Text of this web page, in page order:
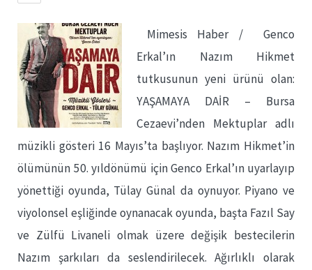
Mimesis Haber / Genco
Erkal’ın Nazım Hikmet
tutkusunun yeni ürünü olan:
YAŞAMAYA DAİR – Bursa
Cezaevi’nden Mektuplar adlı
müzikli gösteri 16 Mayıs’ta başlıyor. Nazım Hikmet’in
ölümünün 50. yıldönümü için Genco Erkal’ın uyarlayıp
yönettiği oyunda, Tülay Günal da oynuyor. Piyano ve
viyolonsel eşliğinde oynanacak oyunda, başta Fazıl Say
ve Zülfü Livaneli olmak üzere değişik bestecilerin
Nazım şarkıları da seslendirilecek. Ağırlıklı olarak